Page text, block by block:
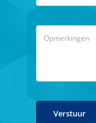
Verstuur